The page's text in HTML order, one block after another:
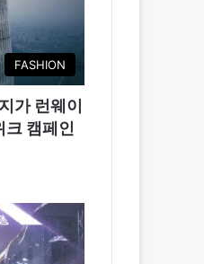
FASHION
가 런웨이
캠페인